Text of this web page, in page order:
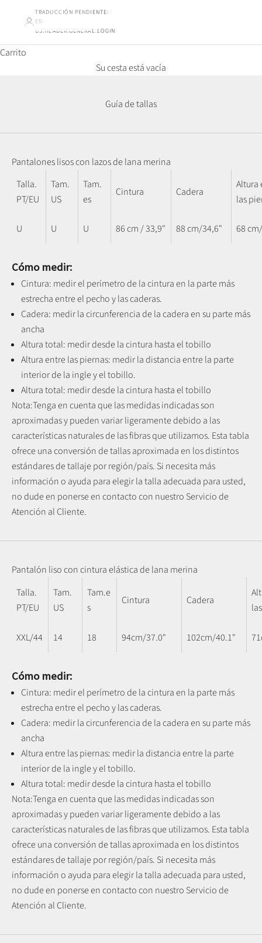
TRADUCCIÓN PENDIENTE:
ES-
US.HEADER.GENERAL.LOGIN
Carrito
Su cesta está vacía
Guía de tallas
Pantalones lisos con lazos de lana merina
Talla.
PT/EU
Tam.
US
Tam.
es
Cintura Cadera
Altura
las
U U U 86 cm / 33,9" 88 cm/34,6" 68
Cómo medir:
Cintura: medir el perímetro de la cintura en la parte más
estrecha entre el pecho y las caderas.
Cadera: medir la circunferencia de la cadera en su parte más
ancha
Altura total: medir desde la cintura hasta el tobillo
Altura entre las piernas: medir la distancia entre la parte
interior de la ingle y el tobillo.
Altura total: medir desde la cintura hasta el tobillo
Nota:Tenga en cuenta que las medidas indicadas son
aproximadas y pueden variar ligeramente debido a las
características naturales de las fibras que utilizamos. Esta tabla
ofrece una conversión de tallas aproximada en los distintos
estándares de tallaje por región/país. Si necesita más
información o ayuda para elegir la talla adecuada para usted,
no dude en ponerse en contacto con nuestro Servicio de
Atención al Cliente.
Pantalón liso con cintura elástica de lana merina
Talla.
PT/EU
Tam.
US
Tam.e
s
Cintura Cadera
XXL/44 14 18 94cm/37.0" 102cm/40.1"
Cómo medir:
Cintura: medir el perímetro de la cintura en la parte más
estrecha entre el pecho y las caderas.
Cadera: medir la circunferencia de la cadera en su parte más
ancha
Altura entre las piernas: medir la distancia entre la parte
interior de la ingle y el tobillo.
Altura total: medir desde la cintura hasta el tobillo
Nota:Tenga en cuenta que las medidas indicadas son
aproximadas y pueden variar ligeramente debido a las
características naturales de las fibras que utilizamos. Esta tabla
ofrece una conversión de tallas aproximada en los distintos
estándares de tallaje por región/país. Si necesita más
información o ayuda para elegir la talla adecuada para usted,
no dude en ponerse en contacto con nuestro Servicio de
Atención al Cliente.